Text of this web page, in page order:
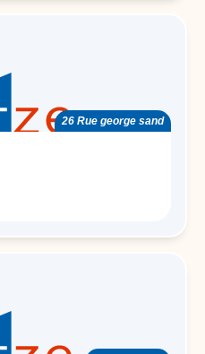
26 Rue george sand